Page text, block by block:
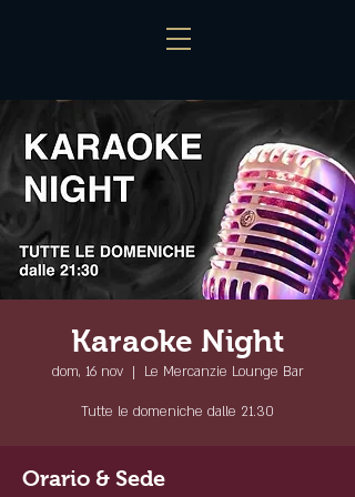
Karaoke Night
dom, 16 nov
  |
Le Mercanzie Lounge Bar
Tutte le domeniche dalle 21.30
Orario & Sede